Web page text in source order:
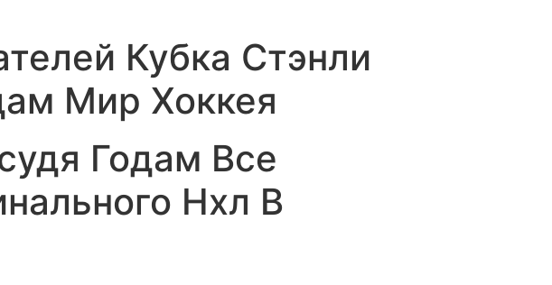
Кубка Стэнли
Мир Хоккея
Годам Все
Нхл В